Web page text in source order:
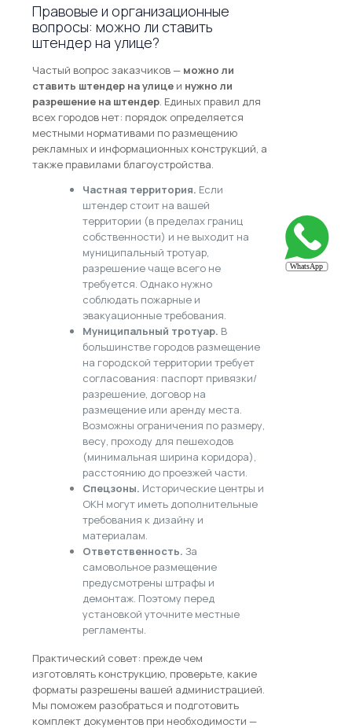
Правовые и организационные
вопросы: можно ли ставить
штендер на улице?
Частый вопрос заказчиков — можно ли
ставить штендер на улице и нужно ли
разрешение на штендер . Единых правил для
всех городов нет: порядок определяется
местными нормативами по размещению
рекламных и информационных конструкций, а
также правилами благоустройства.
Частная территория. Если
штендер стоит на вашей
территории (в пределах границ
собственности) и не выходит на
муниципальный тротуар,
разрешение чаще всего не
требуется. Однако нужно
соблюдать пожарные и
эвакуационные требования.
Муниципальный тротуар. В
большинстве городов размещение
на городской территории требует
согласования: паспорт привязки/
разрешение, договор на
размещение или аренду места.
Возможны ограничения по размеру,
весу, проходу для пешеходов
(минимальная ширина коридора),
расстоянию до проезжей части.
Спецзоны. Исторические центры и
ОКН могут иметь дополнительные
требования к дизайну и
материалам.
Ответственность. За
самовольное размещение
предусмотрены штрафы и
демонтаж. Поэтому перед
установкой уточните местные
регламенты.
Практический совет: прежде чем
изготовлять конструкцию, проверьте, какие
форматы разрешены вашей администрацией.
Мы поможем разобраться и подготовить
комплект документов при необходимости —